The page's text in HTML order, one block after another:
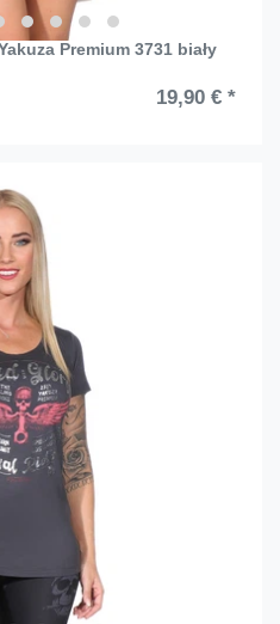
Premium 3731 biały
19,90 € *